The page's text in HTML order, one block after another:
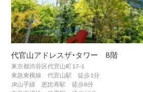
代官山アドレスザ・タワー 8階
東京都渋谷区代官山町17-1
東急東横線 代官山駅 徒歩1分
JR山手線 恵比寿駅 徒歩8分